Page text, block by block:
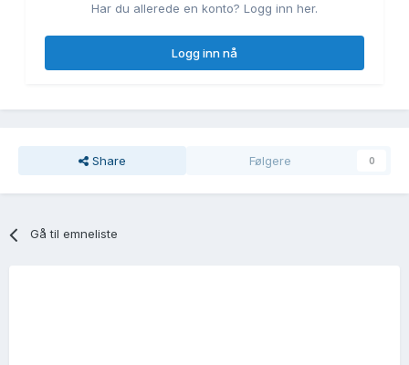
Har du allerede en konto? Logg inn her.
Logg inn nå
Share Følgere 0
Gå til emneliste